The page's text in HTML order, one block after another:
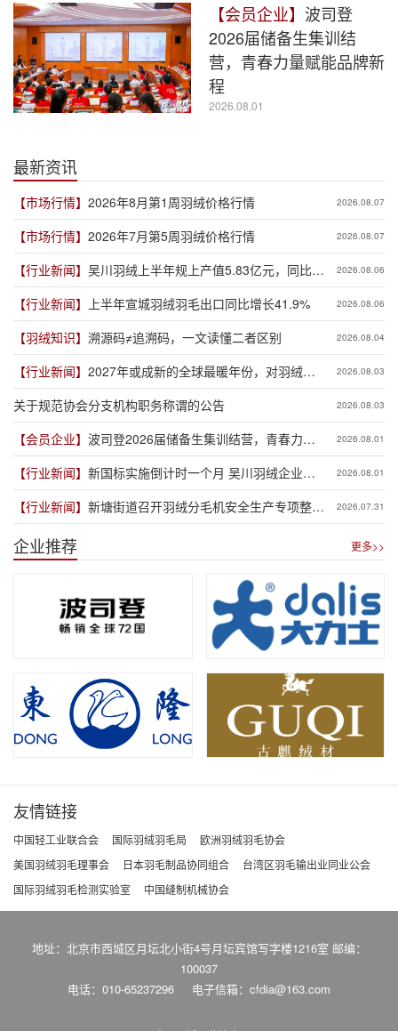
【会员企业】 波司登
2026届储备生集训结
营，青春力量赋能品牌新
程
2026.08.01
最新资讯
【市场行情】 2026年8月第1周羽绒价格行情 2026.08.07
【市场行情】 2026年7月第5周羽绒价格行情 2026.08.07
【行业新闻】 吴川羽绒上半年规上产值5.83亿元，同比增
长19.3%
2026.08.06
【行业新闻】 上半年宣城羽绒羽毛出口同比增长41.9% 2026.08.06
【羽绒知识】 溯源码≠追溯码，一文读懂二者区别 2026.08.04
【行业新闻】 2027年或成新的全球最暖年份，对羽绒产
业有何影响？
2026.08.03
关于规范协会分支机构职务称谓的公告 2026.08.03
【会员企业】 波司登2026届储备生集训结营，青春力量
赋能品牌新程
2026.08.01
【行业新闻】 新国标实施倒计时一个月 吴川羽绒企业集
体“抢跑”新规
2026.08.01
【行业新闻】 新塘街道召开羽绒分毛机安全生产专项整治
推进会
2026.07.31
企业推荐 更多>>
友情链接
中国轻工业联合会 国际羽绒羽毛局
欧洲羽绒羽毛协会
美国羽绒羽毛理事会
日本羽毛制品协同组合
台湾区羽毛输出业同业公会
国际羽绒羽毛检测实验室
中国缝制机械协会
地址：北京市西城区月坛北小街4号月坛宾馆写字楼1216室 邮编：
100037
电话：010-65237296
电子信箱：cfdia@163.com